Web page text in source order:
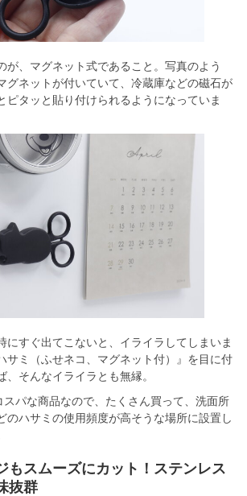
が、マグネット式であること。写真のよう
グネットが付いていて、冷蔵庫などの磁石が
ピタッと貼り付けられるようになっていま
にすぐ出てこないと、イライラしてしまいま
サミ（ふせネコ、マグネット付）』を目に付
、そんなイライラとも無縁。
パな商品なので、たくさん買って、洗面所
のハサミの使用頻度が高そうな場所に設置し
もスムーズにカット！ステンレス
抜群